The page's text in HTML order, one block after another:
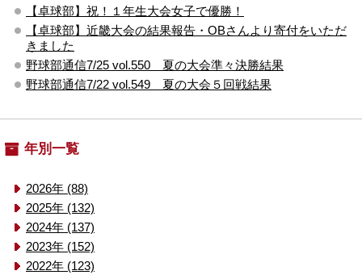
【卓球部】祝！１年生大会女子で優勝！
【卓球部】近畿大会の結果報告・OBさんより寄付をいただ
きました
野球部通信7/25 vol.550 夏の大会準々決勝結果
野球部通信7/22 vol.549 夏の大会５回戦結果
年別一覧
2026年 (88)
2025年 (132)
2024年 (137)
2023年 (152)
2022年 (123)